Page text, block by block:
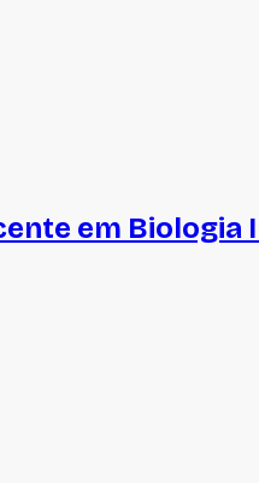
em Biologia I